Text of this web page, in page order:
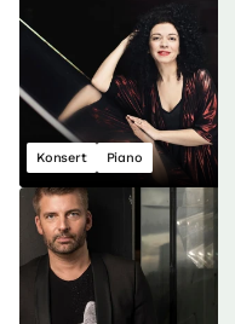
Konsert Piano